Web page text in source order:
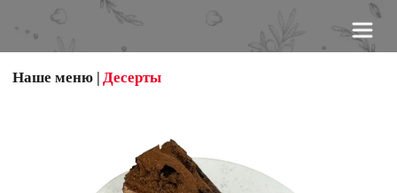
Наше меню | Десерты